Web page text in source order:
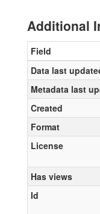
Additional
Field
Data last
Metadata last
Created
Format
License
Has views
Id